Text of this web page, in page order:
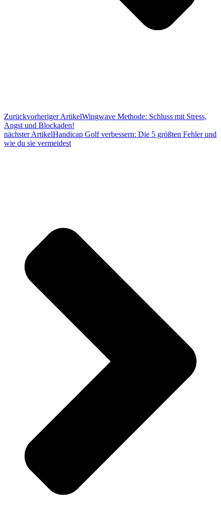
Zurückvorheriger ArtikelWingwave Methode: Schluss mit Stress,
Angst und Blockaden!
nächster ArtikelHandicap Golf verbessern: ​Die 5 größten Fehler und
wie du sie vermeidest